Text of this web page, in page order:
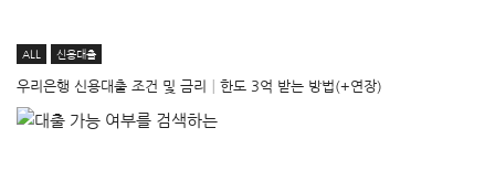
ALL 신용대출
우리은행 신용대출 조건 및 금리│한도 3억 받는 방법(+연장)